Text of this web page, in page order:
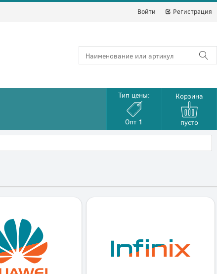
Войти Регистрация
Тип цены:
Опт 1
Корзина
пусто